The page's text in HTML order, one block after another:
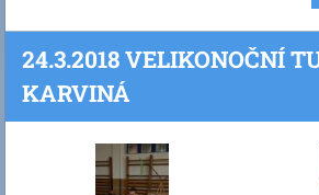
24.3.2018 VELIKONOČNÍ
KARVINÁ